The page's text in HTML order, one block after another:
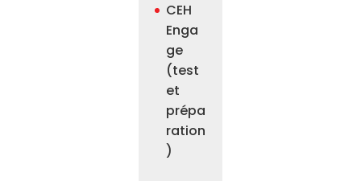
CEH
Enga
ge
(test
et
prépa
ration
)